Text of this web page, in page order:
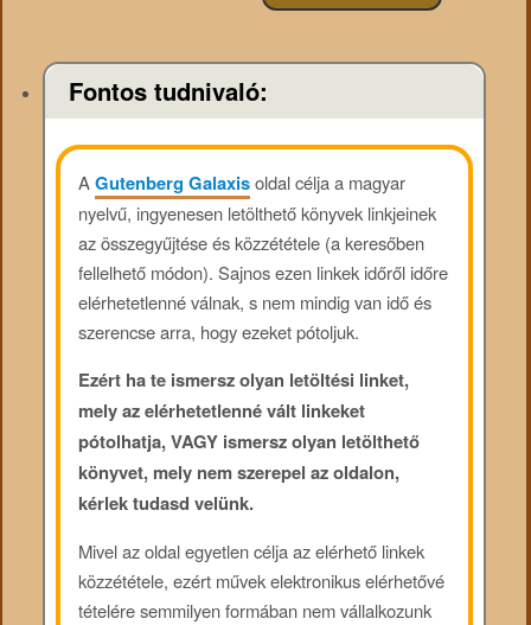
Fontos tudnivaló:
AGutenberg Galaxisoldal célja a magyar
nyelvű, ingyenesen letölthető könyvek linkjeinek
az összegyűjtése és közzététele (a keresőben
fellelhető módon). Sajnos ezen linkek időről időre
elérhetetlenné válnak, s nem mindig van idő és
szerencse arra, hogy ezeket pótoljuk.
Ezért ha te ismersz olyan letöltési linket,
mely az elérhetetlenné vált linkeket
pótolhatja, VAGY ismersz olyan letölthető
könyvet, mely nem szerepel az oldalon,
kérlek tudasd velünk.
Mivel az oldal egyetlen célja az elérhető linkek
közzététele, ezért művek elektronikus elérhetővé
tételére semmilyen formában nem vállalkozunk